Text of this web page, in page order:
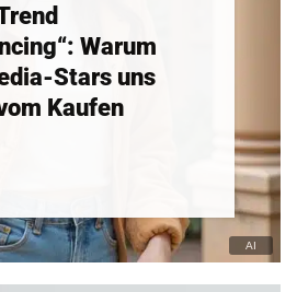
Warum
Stars uns
Kaufen